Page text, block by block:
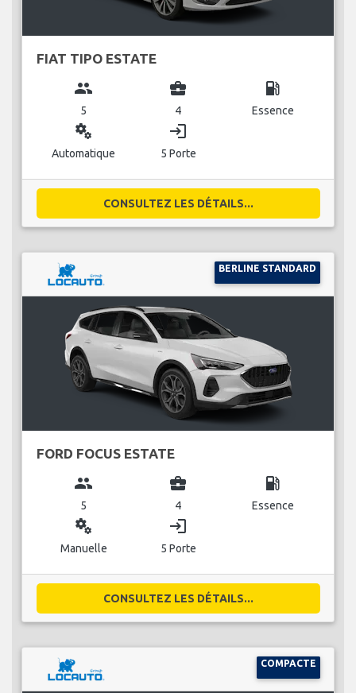
FIAT TIPO ESTATE
group
5
business_center
4
local_gas_station
Essence
miscellaneous_services
Automatique
login
5 Porte
CONSULTEZ LES DÉTAILS...
BERLINE STANDARD
FORD FOCUS ESTATE
group
5
business_center
4
local_gas_station
Essence
miscellaneous_services
Manuelle
login
5 Porte
CONSULTEZ LES DÉTAILS...
COMPACTE